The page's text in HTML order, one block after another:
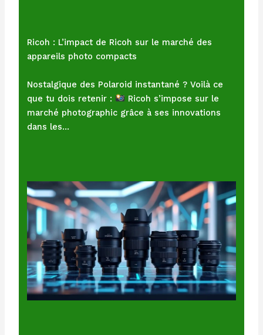
Ricoh : L’impact de Ricoh sur le marché des
appareils photo compacts
Nostalgique des Polaroid instantané ? Voilà ce
que tu dois retenir :
Ricoh s’impose sur le
marché photographic grâce à ses innovations
dans les…